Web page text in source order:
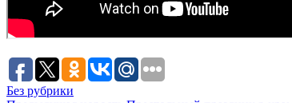
Без рубрики